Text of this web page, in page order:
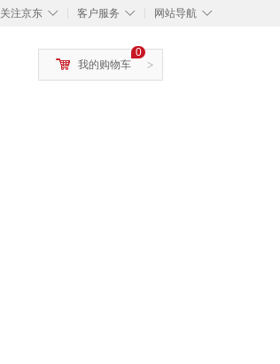
◇
关注京东 ◇
客户服务 ◇
网站导航
>
0
我的购物车